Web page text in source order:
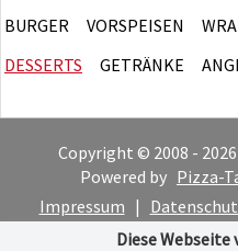
BURGER
VORSPEISEN
DESSERTS
GETRÄNKE
Copyright © 2008 -
Powered by Pizza-
Impressum |
Diese Webseite